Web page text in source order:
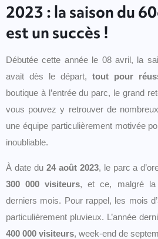
2023 : la saison du
est un succès !
Débutée cette année le 08 avril, la
avait dès le départ, tout pour
boutique à l’entrée du parc, le grand
vous pouvez y retrouver de
une équipe particulièrement motivée
inoubliable.
À date du 24 août 2023, le parc a
300 000 visiteurs, et ce, malgré la
derniers mois. Pour rappel, les mois
particulièrement pluvieux. L’année
400 000 visiteurs, week-end de